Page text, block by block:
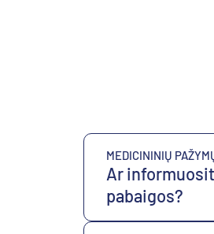
MEDICININIŲ
Ar
pabaigos?